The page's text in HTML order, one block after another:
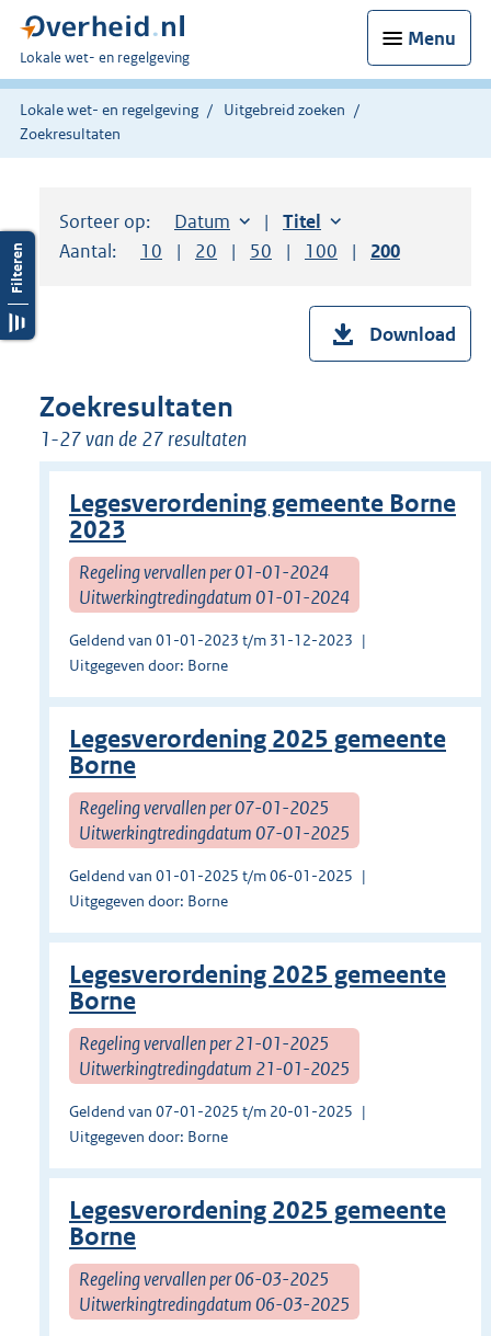
Menu
U
bent
hier:
Lokale wet- en regelgeving
Lokale wet- en regelgeving
Uitgebreid zoeken
Zoekresultaten
Sorteer op: Sorteer op:
Datum aflopendSorteer op:
Titel oplopend
Aantal:
Toon
10 resultaten per pagina
Toon
20 resultaten per pagina
Toon
50 resultaten per pagina
Toon
100 resultaten per
Toon
200
Download
Zoekresultaten
1-27 van de 27 resultaten
Legesverordening gemeente Borne
2023
Regeling vervallen per 01-01-2024
Uitwerkingtredingdatum 01-01-2024
Geldend van 01-01-2023 t/m 31-12-2023
Uitgegeven door: Borne
Legesverordening 2025 gemeente
Borne
Regeling vervallen per 07-01-2025
Uitwerkingtredingdatum 07-01-2025
Geldend van 01-01-2025 t/m 06-01-2025
Uitgegeven door: Borne
Legesverordening 2025 gemeente
Borne
Regeling vervallen per 21-01-2025
Uitwerkingtredingdatum 21-01-2025
Geldend van 07-01-2025 t/m 20-01-2025
Uitgegeven door: Borne
Legesverordening 2025 gemeente
Borne
Regeling vervallen per 06-03-2025
Uitwerkingtredingdatum 06-03-2025